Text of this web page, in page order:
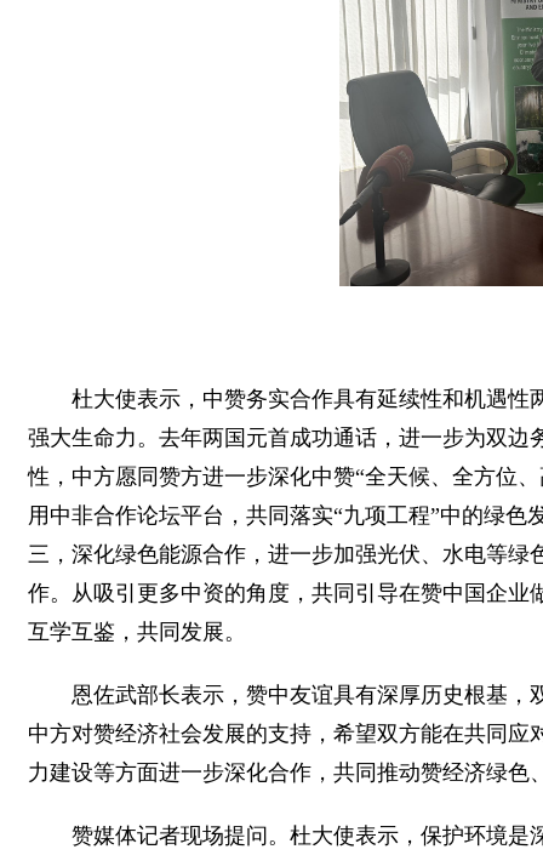
杜大使表示，中赞务实合作具有延续性和机遇
强大生命力。去年两国元首成功通话，进一步为双
性，中方愿同赞方进一步深化中赞“全天候、全方位
用中非合作论坛平台，共同落实“九项工程”中的绿
三，深化绿色能源合作，进一步加强光伏、水电等
作。从吸引更多中资的角度，共同引导在赞中国企
互学互鉴，共同发展。
恩佐武部长表示，赞中友谊具有深厚历史根基
中方对赞经济社会发展的支持，希望双方能在共同
力建设等方面进一步深化合作，共同推动赞经济绿色
赞媒体记者现场提问。杜大使表示，保护环境是